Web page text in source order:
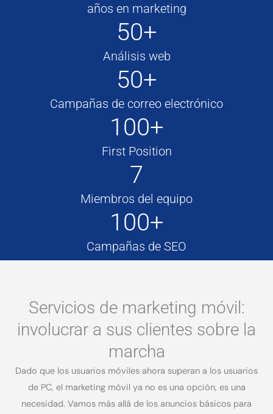
años en marketing
50+
Análisis web
50+
Campañas de correo electrónico
100+
First Position
7
Miembros del equipo
100+
Campañas de SEO
Servicios de marketing móvil:
involucrar a sus clientes sobre la
marcha
Dado que los usuarios móviles ahora superan a los usuarios
de PC, el marketing móvil ya no es una opción, es una
necesidad. Vamos más allá de los anuncios básicos para